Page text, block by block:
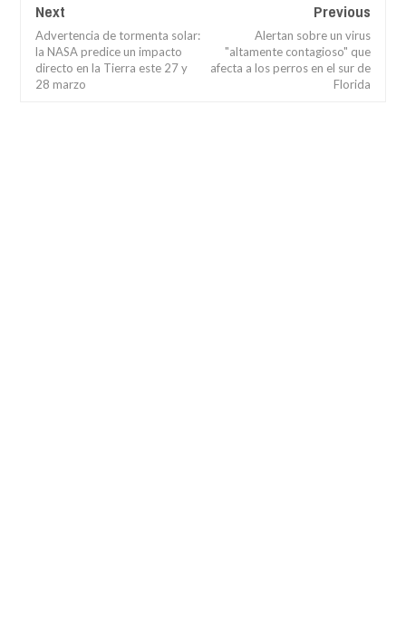
Next
Advertencia de tormenta solar:
la NASA predice un impacto
directo en la Tierra este 27 y
28 marzo
Previous
Alertan sobre un virus
"altamente contagioso" que
afecta a los perros en el sur de
Florida